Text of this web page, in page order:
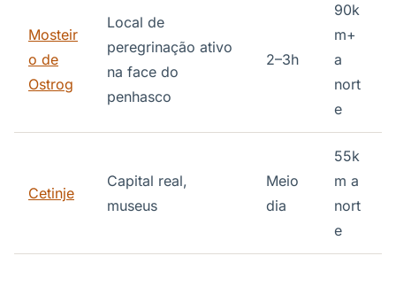
Mosteir
o de
Ostrog
Local de
peregrinação ativo
na face do
penhasco
2–3h
90k
m+
a
nort
e
Cetinje
Capital real,
museus
Meio
dia
55k
m a
nort
e